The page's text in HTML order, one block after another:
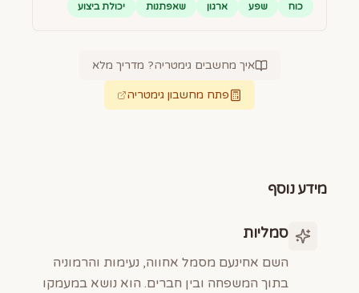
כוח שפע ארגון שאפתנות יכולת ביצוע
איך מחשבים גימטריה? מדריך מלא
פתח מחשבון גימטריה
מידע נוסף
סמליות
השם אחינעם מסמל אחווה, נעימות והרמוניה
בתוך המשפחה ובין חברים. הוא נושא במעמקו